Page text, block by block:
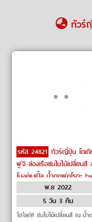
ทัวร์
รหัส 24821 ทัวร์ญี่ปุ่น โตเกียว
ฟูจิ ล่องเรือชมใบไม้เปลี่ยนสี
โมงค์เมเปิ้ล น้ำตกฟุคุโรดะ by
Air Asia Xพ.ย 2022
5 วัน 3 คืน
ไฮไลท์!! ชมใบไม้เปลี่ยนสี ณ น้ำ